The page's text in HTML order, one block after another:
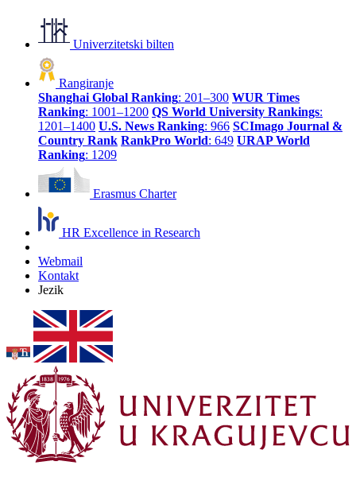
Univerzitetski bilten
Rangiranje
Shanghai Global Ranking: 201–300 WUR Times
Ranking: 1001–1200 QS World University Rankings:
1201–1400 U.S. News Ranking: 966 SCImago Journal &
Country Rank RankPro World: 649 URAP World
Ranking: 1209
Erasmus Charter
HR Excellence in Research
Webmail
Kontakt
Jezik